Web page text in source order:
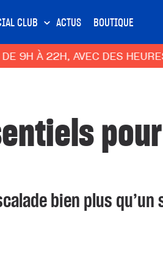
CLUB ACTUS BOUTIQUE
DES HEURES CREUSES
bien plus